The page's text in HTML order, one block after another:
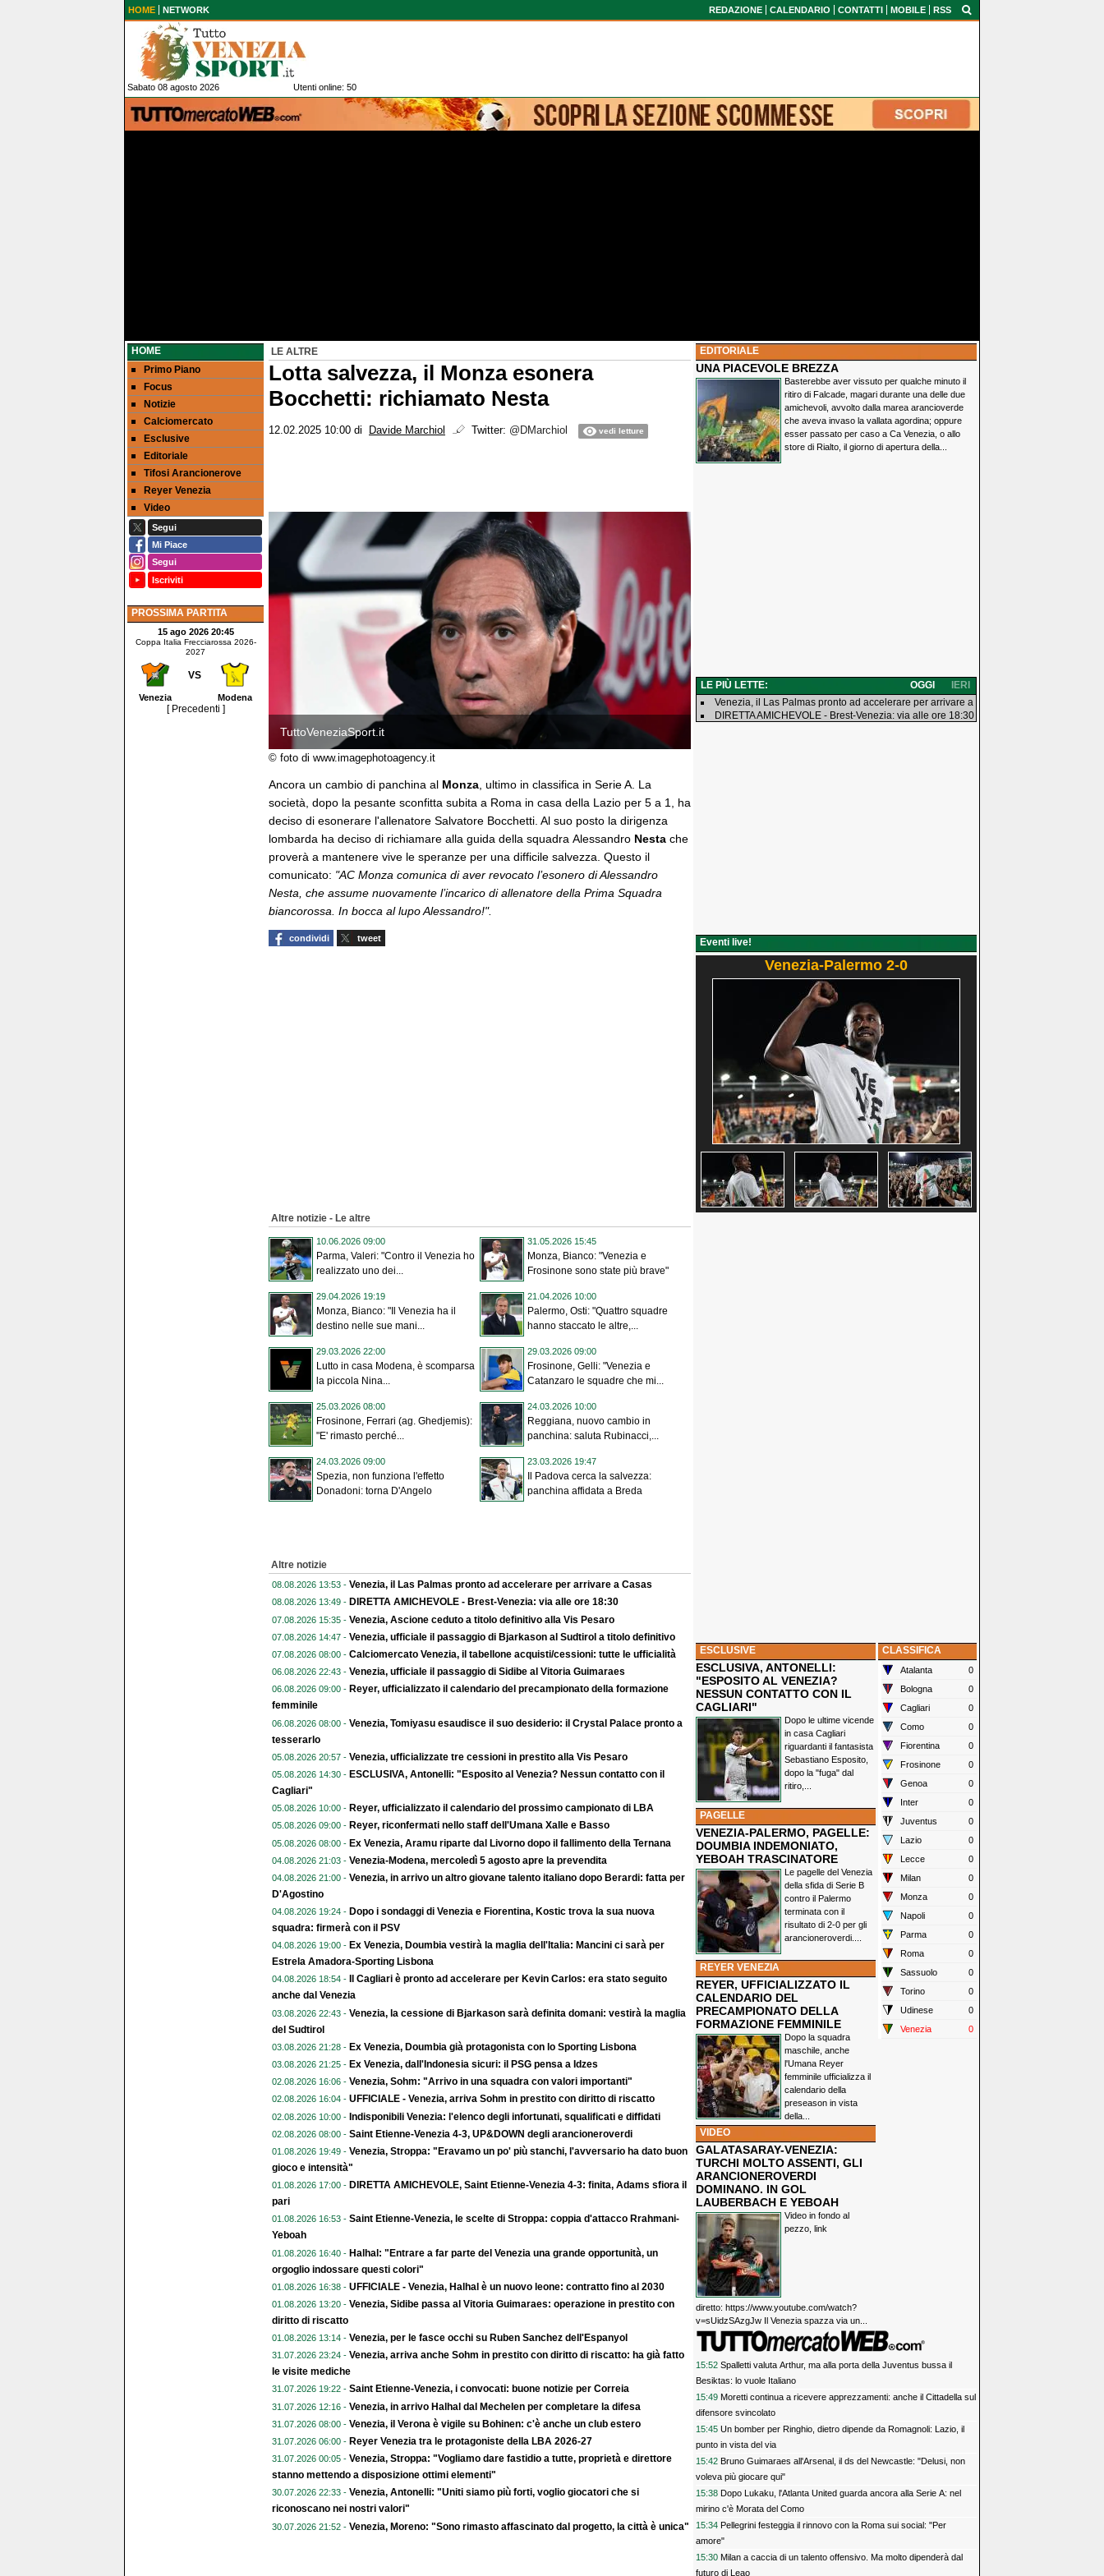
HOME NETWORK REDAZIONE CALENDARIO CONTATTI MOBILE RSS
Sabato 08 agosto 2026 Utenti online: 50
HOME
Primo Piano
Focus
Notizie
Calciomercato
Esclusive
Editoriale
Tifosi Arancionerove
Reyer Venezia
Video
Segui
Mi Piace
Segui
Iscriviti
PROSSIMA PARTITA
15 ago 2026 20:45
Coppa Italia Frecciarossa 2026-
2027
VS
Venezia Modena
[ Precedenti ]
LE ALTRE
Lotta salvezza, il Monza esonera
Bocchetti: richiamato Nesta
12.02.2025 10:00 di Davide Marchiol Twitter: @DMarchiol vedi letture
TuttoVeneziaSport.it
© foto di www.imagephotoagency.it
Ancora un cambio di panchina al Monza , ultimo in classifica in Serie A. La
società, dopo la pesante sconfitta subita a Roma in casa della Lazio per 5 a 1, ha
deciso di esonerare l'allenatore Salvatore Bocchetti. Al suo posto la dirigenza
lombarda ha deciso di richiamare alla guida della squadra Alessandro Nesta che
proverà a mantenere vive le speranze per una difficile salvezza. Questo il
comunicato: "AC Monza comunica di aver revocato l’esonero di Alessandro
Nesta, che assume nuovamente l’incarico di allenatore della Prima Squadra
biancorossa. In bocca al lupo Alessandro!".
condividi tweet
Altre notizie - Le altre
10.06.2026 09:00
Parma, Valeri: "Contro il Venezia ho
realizzato uno dei...
31.05.2026 15:45
Monza, Bianco: "Venezia e
Frosinone sono state più brave"
29.04.2026 19:19
Monza, Bianco: "Il Venezia ha il
destino nelle sue mani...
21.04.2026 10:00
Palermo, Osti: "Quattro squadre
hanno staccato le altre,...
29.03.2026 22:00
Lutto in casa Modena, è scomparsa
la piccola Nina...
29.03.2026 09:00
Frosinone, Gelli: "Venezia e
Catanzaro le squadre che mi...
25.03.2026 08:00
Frosinone, Ferrari (ag. Ghedjemis):
"E' rimasto perché...
24.03.2026 10:00
Reggiana, nuovo cambio in
panchina: saluta Rubinacci,...
24.03.2026 09:00
Spezia, non funziona l'effetto
Donadoni: torna D'Angelo
23.03.2026 19:47
Il Padova cerca la salvezza:
panchina affidata a Breda
Altre notizie
08.08.2026 13:53 - Venezia, il Las Palmas pronto ad accelerare per arrivare a Casas
08.08.2026 13:49 - DIRETTA AMICHEVOLE - Brest-Venezia: via alle ore 18:30
07.08.2026 15:35 - Venezia, Ascione ceduto a titolo definitivo alla Vis Pesaro
07.08.2026 14:47 - Venezia, ufficiale il passaggio di Bjarkason al Sudtirol a titolo definitivo
07.08.2026 08:00 - Calciomercato Venezia, il tabellone acquisti/cessioni: tutte le ufficialità
06.08.2026 22:43 - Venezia, ufficiale il passaggio di Sidibe al Vitoria Guimaraes
06.08.2026 09:00 - Reyer, ufficializzato il calendario del precampionato della formazione
femminile
06.08.2026 08:00 - Venezia, Tomiyasu esaudisce il suo desiderio: il Crystal Palace pronto a
tesserarlo
05.08.2026 20:57 - Venezia, ufficializzate tre cessioni in prestito alla Vis Pesaro
05.08.2026 14:30 - ESCLUSIVA, Antonelli: "Esposito al Venezia? Nessun contatto con il
Cagliari"
05.08.2026 10:00 - Reyer, ufficializzato il calendario del prossimo campionato di LBA
05.08.2026 09:00 - Reyer, riconfermati nello staff dell'Umana Xalle e Basso
05.08.2026 08:00 - Ex Venezia, Aramu riparte dal Livorno dopo il fallimento della Ternana
04.08.2026 21:03 - Venezia-Modena, mercoledì 5 agosto apre la prevendita
04.08.2026 21:00 - Venezia, in arrivo un altro giovane talento italiano dopo Berardi: fatta per
D'Agostino
04.08.2026 19:24 - Dopo i sondaggi di Venezia e Fiorentina, Kostic trova la sua nuova
squadra: firmerà con il PSV
04.08.2026 19:00 - Ex Venezia, Doumbia vestirà la maglia dell'Italia: Mancini ci sarà per
Estrela Amadora-Sporting Lisbona
04.08.2026 18:54 -
Il Cagliari è pronto ad accelerare per Kevin Carlos: era stato seguito
anche dal Venezia
03.08.2026 22:43 - Venezia, la cessione di Bjarkason sarà definita domani: vestirà la maglia
del Sudtirol
03.08.2026 21:28 - Ex Venezia, Doumbia già protagonista con lo Sporting Lisbona
03.08.2026 21:25 - Ex Venezia, dall'Indonesia sicuri: il PSG pensa a Idzes
02.08.2026 16:06 - Venezia, Sohm: "Arrivo in una squadra con valori importanti"
02.08.2026 16:04 - UFFICIALE - Venezia, arriva Sohm in prestito con diritto di riscatto
02.08.2026 10:00 - Indisponibili Venezia: l'elenco degli infortunati, squalificati e diffidati
02.08.2026 08:00 - Saint Etienne-Venezia 4-3, UP&DOWN degli arancioneroverdi
01.08.2026 19:49 - Venezia, Stroppa: "Eravamo un po' più stanchi, l'avversario ha dato buon
gioco e intensità"
01.08.2026 17:00 - DIRETTA AMICHEVOLE, Saint Etienne-Venezia 4-3: finita, Adams sfiora il
pari
01.08.2026 16:53 - Saint Etienne-Venezia, le scelte di Stroppa: coppia d'attacco Rrahmani-
Yeboah
01.08.2026 16:40 - Halhal: "Entrare a far parte del Venezia una grande opportunità, un
orgoglio indossare questi colori"
01.08.2026 16:38 - UFFICIALE - Venezia, Halhal è un nuovo leone: contratto fino al 2030
01.08.2026 13:20 - Venezia, Sidibe passa al Vitoria Guimaraes: operazione in prestito con
diritto di riscatto
01.08.2026 13:14 - Venezia, per le fasce occhi su Ruben Sanchez dell'Espanyol
31.07.2026 23:24 - Venezia, arriva anche Sohm in prestito con diritto di riscatto: ha già fatto
le visite mediche
31.07.2026 19:22 - Saint Etienne-Venezia, i convocati: buone notizie per Correia
31.07.2026 12:16 - Venezia, in arrivo Halhal dal Mechelen per completare la difesa
31.07.2026 08:00 - Venezia, il Verona è vigile su Bohinen: c'è anche un club estero
31.07.2026 06:00 - Reyer Venezia tra le protagoniste della LBA 2026-27
31.07.2026 00:05 - Venezia, Stroppa: "Vogliamo dare fastidio a tutte, proprietà e direttore
stanno mettendo a disposizione ottimi elementi"
30.07.2026 22:33 - Venezia, Antonelli: "Uniti siamo più forti, voglio giocatori che si
riconoscano nei nostri valori"
30.07.2026 21:52 - Venezia, Moreno: "Sono rimasto affascinato dal progetto, la città è unica"
EDITORIALE
UNA PIACEVOLE BREZZA
Basterebbe aver vissuto per qualche minuto il
ritiro di Falcade, magari durante una delle due
amichevoli, avvolto dalla marea arancioverde
che aveva invaso la vallata agordina; oppure
esser passato per caso a Ca Venezia, o allo
store di Rialto, il giorno di apertura della...
LE PIÙ LETTE: IERI
OGGI
Venezia, il Las Palmas pronto ad accelerare per arrivare a
DIRETTA AMICHEVOLE - Brest-Venezia: via alle ore 18:30
Eventi live!
Venezia-Palermo 2-0
ESCLUSIVE
ESCLUSIVA, ANTONELLI:
"ESPOSITO AL VENEZIA?
NESSUN CONTATTO CON IL
CAGLIARI"
Dopo le ultime vicende
in casa Cagliari
riguardanti il fantasista
Sebastiano Esposito,
dopo la "fuga" dal
ritiro,...
PAGELLE
VENEZIA-PALERMO, PAGELLE:
DOUMBIA INDEMONIATO,
YEBOAH TRASCINATORE
Le pagelle del Venezia
della sfida di Serie B
contro il Palermo
terminata con il
risultato di 2-0 per gli
arancioneroverdi....
REYER VENEZIA
REYER, UFFICIALIZZATO IL
CALENDARIO DEL
PRECAMPIONATO DELLA
FORMAZIONE FEMMINILE
Dopo la squadra
maschile, anche
l'Umana Reyer
femminile ufficializza il
calendario della
preseason in vista
della...
VIDEO
GALATASARAY-VENEZIA:
TURCHI MOLTO ASSENTI, GLI
ARANCIONEROVERDI
DOMINANO. IN GOL
LAUBERBACH E YEBOAH
Video in fondo al
pezzo, link
diretto: https://www.youtube.com/watch?
v=sUidzSAzgJw Il Venezia spazza via un...
CLASSIFICA
Atalanta
0
Bologna
0
Cagliari
0
Como
0
Fiorentina
0
Frosinone
0
Genoa
0
Inter
0
Juventus
0
Lazio
0
Lecce
0
Milan
0
Monza
0
Napoli
0
Parma
0
Roma
0
Sassuolo
0
Torino
0
Udinese
0
Venezia
0
15:52 Spalletti valuta Arthur, ma alla porta della Juventus bussa il
Besiktas: lo vuole Italiano
15:49 Moretti continua a ricevere apprezzamenti: anche il Cittadella sul
difensore svincolato
15:45 Un bomber per Ringhio, dietro dipende da Romagnoli: Lazio, il
punto in vista del via
15:42 Bruno Guimaraes all'Arsenal, il ds del Newcastle: "Delusi, non
voleva più giocare qui"
15:38 Dopo Lukaku, l'Atlanta United guarda ancora alla Serie A: nel
mirino c'è Morata del Como
15:34 Pellegrini festeggia il rinnovo con la Roma sui social: "Per
amore"
15:30 Milan a caccia di un talento offensivo. Ma molto dipenderà dal
futuro di Leao